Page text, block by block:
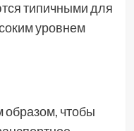
типичными для
уровнем
образом, чтобы